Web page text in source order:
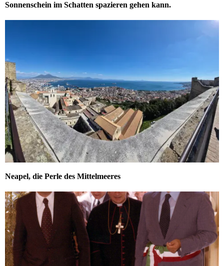
Sonnenschein im Schatten spazieren gehen kann.
Neapel, die Perle des Mittelmeeres